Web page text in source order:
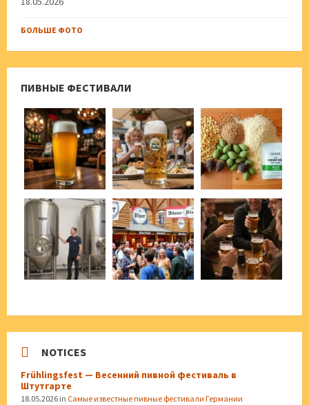
БОЛЬШЕ ФОТО
ПИВНЫЕ ФЕСТИВАЛИ
NOTICES
Frühlingsfest — Весенний пивной фестиваль в
Штутгарте
18.05.2026 in Самые известные пивные фестивали Германии